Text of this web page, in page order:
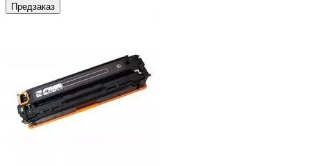
Предзаказ